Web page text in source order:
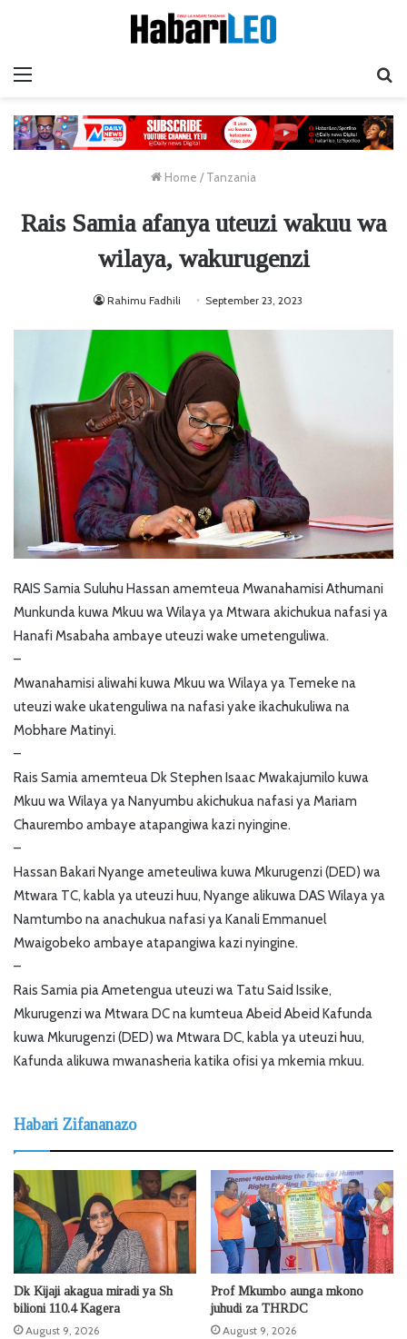
Home / Tanzania
Rais Samia afanya uteuzi wakuu wa
wilaya, wakurugenzi
Rahimu Fadhili September 23, 2023
RAIS Samia Suluhu Hassan amemteua Mwanahamisi Athumani
Munkunda kuwa Mkuu wa Wilaya ya Mtwara akichukua nafasi ya
Hanafi Msabaha ambaye uteuzi wake umetenguliwa.
–
Mwanahamisi aliwahi kuwa Mkuu wa Wilaya ya Temeke na
uteuzi wake ukatenguliwa na nafasi yake ikachukuliwa na
Mobhare Matinyi.
–
Rais Samia amemteua Dk Stephen Isaac Mwakajumilo kuwa
Mkuu wa Wilaya ya Nanyumbu akichukua nafasi ya Mariam
Chaurembo ambaye atapangiwa kazi nyingine.
–
Hassan Bakari Nyange ameteuliwa kuwa Mkurugenzi (DED) wa
Mtwara TC, kabla ya uteuzi huu, Nyange alikuwa DAS Wilaya ya
Namtumbo na anachukua nafasi ya Kanali Emmanuel
Mwaigobeko ambaye atapangiwa kazi nyingine.
–
Rais Samia pia Ametengua uteuzi wa Tatu Said Issike,
Mkurugenzi wa Mtwara DC na kumteua Abeid Abeid Kafunda
kuwa Mkurugenzi (DED) wa Mtwara DC, kabla ya uteuzi huu,
Kafunda alikuwa mwanasheria katika ofisi ya mkemia mkuu.
Habari Zifananazo
Dk Kijaji akagua miradi ya Sh
bilioni 110.4 Kagera
August 9, 2026
Prof Mkumbo aunga mkono
juhudi za THRDC
August 9, 2026